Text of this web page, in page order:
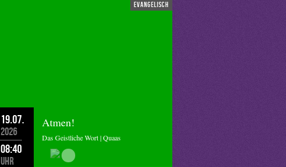
evangelisch
19.07.
2026
08:40
Uhr
Atmen!
Das Geistliche Wort | Quaas